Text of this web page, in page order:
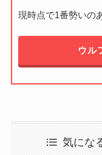
現時点で1番勢いの
ウル
気にな